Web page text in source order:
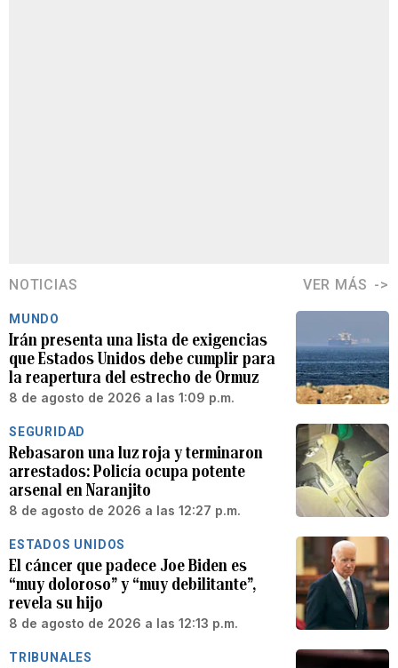
NOTICIAS VER MÁS
MUNDO
Irán presenta una lista de exigencias
que Estados Unidos debe cumplir para
la reapertura del estrecho de Ormuz
8 de agosto de 2026 a las 1:09 p.m.
SEGURIDAD
Rebasaron una luz roja y terminaron
arrestados: Policía ocupa potente
arsenal en Naranjito
8 de agosto de 2026 a las 12:27 p.m.
ESTADOS UNIDOS
El cáncer que padece Joe Biden es
“muy doloroso” y “muy debilitante”,
revela su hijo
8 de agosto de 2026 a las 12:13 p.m.
TRIBUNALES